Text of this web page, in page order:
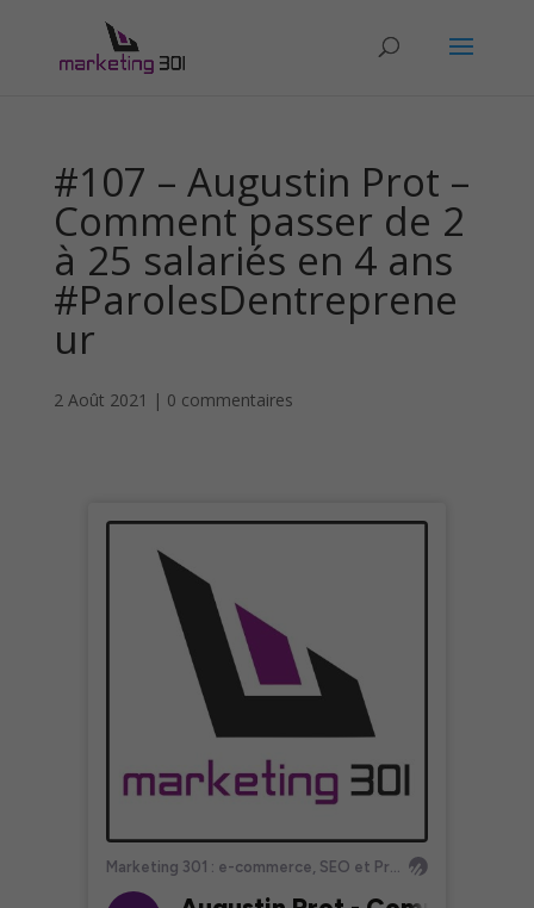
#107 – Augustin Prot –
Comment passer de 2
à 25 salariés en 4 ans
#ParolesDentreprene
ur
2 Août 2021 | 0 commentaires